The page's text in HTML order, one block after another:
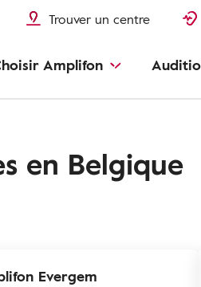
Trouver un centre
Amplifon
en Belgique
Evergem